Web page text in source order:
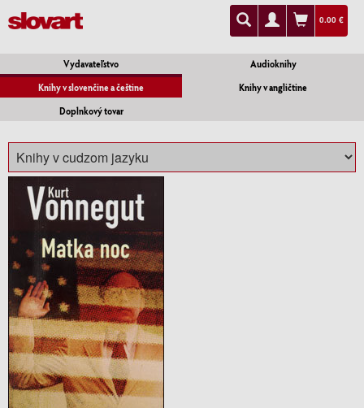
0.00 €
Vydavateľstvo
Audioknihy
Knihy v slovenčine a češtine
Knihy v angličtine
Doplnkový tovar